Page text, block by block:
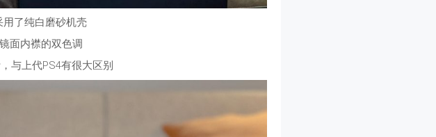
用了纯白磨砂机壳
面内襟的双色调
与上代PS4有很大区别